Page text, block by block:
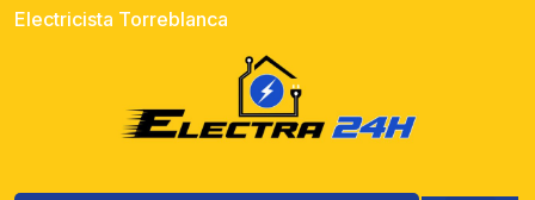
Electricista Torreblanca